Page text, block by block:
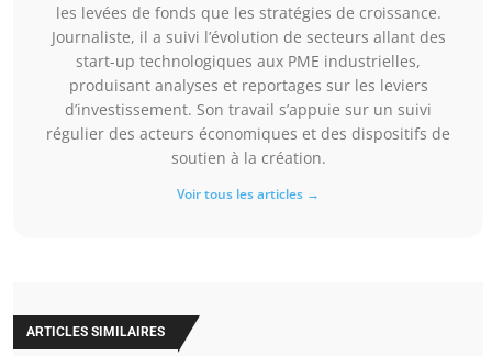
les levées de fonds que les stratégies de croissance.
Journaliste, il a suivi l’évolution de secteurs allant des
start-up technologiques aux PME industrielles,
produisant analyses et reportages sur les leviers
d’investissement. Son travail s’appuie sur un suivi
régulier des acteurs économiques et des dispositifs de
soutien à la création.
Voir tous les articles →
ARTICLES SIMILAIRES